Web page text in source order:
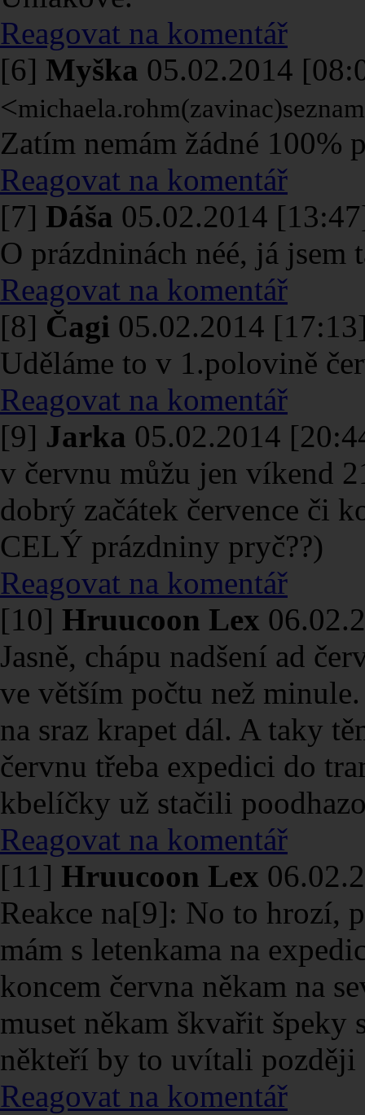
Reagovat na komentář
[6] Myška 05.02.2014
<
Zatím nemám žádné 100%
Reagovat na komentář
[7] Dáša 05.02.2014
O prázdninách néé, já
Reagovat na komentář
[8] Čagi 05.02.2014
Uděláme to v 1.polovině
Reagovat na komentář
[9] Jarka 05.02.2014
v červnu můžu jen víkend
dobrý začátek července či
CELÝ prázdniny pryč??)
Reagovat na komentář
[10] Hruucoon Lex
Jasně, chápu nadšení ad
ve větším počtu než
na sraz krapet dál. A taky
červnu třeba expedici do
kbelíčky už stačili
Reagovat na komentář
[11] Hruucoon Lex
Reakce na[9]: No to hrozí,
mám s letenkama na
koncem června někam na
muset někam škvařit
někteří by to uvítali
Reagovat na komentář